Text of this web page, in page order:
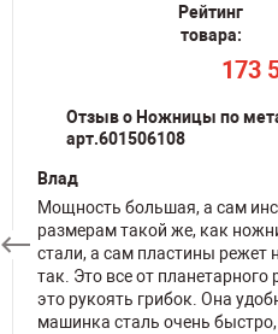
Рейтинг
товара:
173
Отзыв о Ножницы по
арт.601506108
Влад
Мощность большая, а сам
размерам такой же, как
стали, а сам пластины режет
так. Это все от
это рукоять грибок. Она
машинка сталь очень
Рейтинг
товара:
По
Рейтинг
товара: